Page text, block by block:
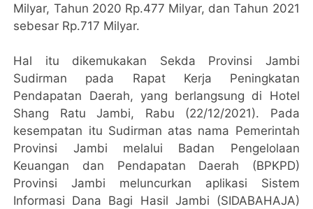
Milyar, Tahun 2020 Rp.477 Milyar, dan Tahun 2021
sebesar Rp.717 Milyar.
Hal itu dikemukakan Sekda Provinsi Jambi
Sudirman pada Rapat Kerja Peningkatan
Pendapatan Daerah, yang berlangsung di Hotel
Shang Ratu Jambi, Rabu (22/12/2021). Pada
kesempatan itu Sudirman atas nama Pemerintah
Provinsi Jambi melalui Badan Pengelolaan
Keuangan dan Pendapatan Daerah (BPKPD)
Provinsi Jambi meluncurkan aplikasi Sistem
Informasi Dana Bagi Hasil Jambi (SIDABAHAJA)